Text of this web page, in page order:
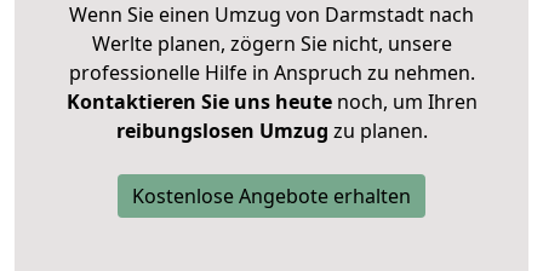
Wenn Sie einen Umzug von Darmstadt nach
Werlte planen, zögern Sie nicht, unsere
professionelle Hilfe in Anspruch zu nehmen.
Kontaktieren Sie uns heutenoch, um Ihren
reibungslosen Umzug zu planen.
Kostenlose Angebote erhalten